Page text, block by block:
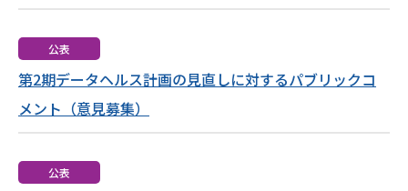
公表
第2期データヘルス計画の見直しに対するパブリックコ
メント（意見募集）
公表